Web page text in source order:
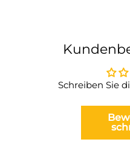
Schreiben Sie